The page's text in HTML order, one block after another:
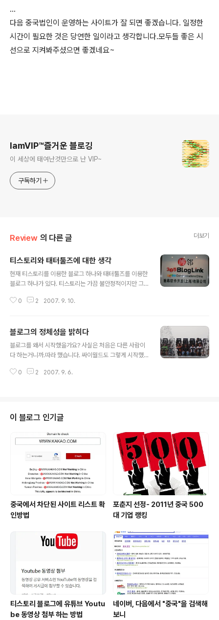
...
다음 중국법인이 운영하는 사이트가 잘 되면 좋겠습니다. 일정한
시간이 필요한 것은 당연한 일이라고 생각합니다.모두들 좋은 시
선으로 지켜봐주셨으면 좋겠네요~
IamVIP™즐거운 블로깅
이 세상에 태여난것만으로 난 VIP~
구독하기
Review 의 다른 글 더보기
티스토리와 태터툴즈에 대한 생각
현재 티스토리를 이용한 블로그 하나와 태터툴즈를 이용한
블로그 하나가 있다. 티스토리는 가끔 불안정적이지만 그
요 없고, 트래픽 걱정 필요 없고, 반면 태터툴즈는 자유성이
스킨이 제대로 나오지 않는다. 그래서 다시 삭제하고 태터
툴즈로 돌아오려고 했다..근데...문제 생겼다.. ... 메인 화면
부터 나오지 않는다.. ... 그래서 그냥 마음 가볍게 먹고..태
문장이 아깝지만..그래도 다시 시작하려는 가벼운 마음으
0 2 2007. 9. 10.
블로그의 정체성을 밝히다
블로그를 왜서 시작했을가요? 사실은 처음은 다른 사람이
다 하는거니까.따라 했습니다. 싸이월드도 그렇게 시작했
티스토리 블로그를 사용하다가 블로깅을 어떻게 하는지 잘
만 했답니다. 그나마 열심히 몇달 하니 노하우도 조금 생기
고 구독자도 100여명 이상 생기고 구글페이지 랭크도 4로
올라가고 등등.. 그나마 자신감이 있었길래 티스토리 블로
그 다시 시작해보았습니다. 생각보다는 어렵지 않더군요.
태터툴즈나 티스토리나 다 비슷하기때문에..티스토리는 무
엇보다도 트래픽 걱정할필요 없고 호스팅 용량도 ..
0 2 2007. 9. 6.
이 블로그 인기글
중국에서 차단된 사이트 리스트 확
인방법
포춘지 선정- 2011년 중국 500
대 기업 랭킹
티스토리 블로그에 유튜브 Youtu
be 동영상 첨부 하는 방법
네이버, 다음에서 "중국"을 검색해
보니